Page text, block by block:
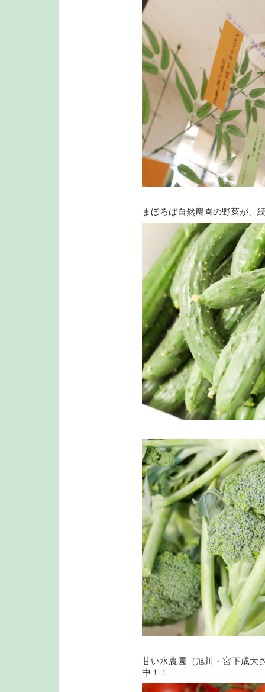
まほろば自然農園の野菜が、
甘い水農園（旭川・宮下成大
中！！